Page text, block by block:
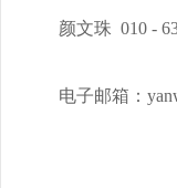
颜文珠 010 -
电子邮箱：